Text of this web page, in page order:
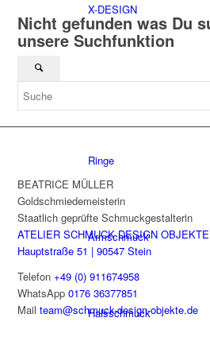
X-DESIGN
Nach Kategorien
Ringe
Armschmuck
Halsschmuck
Nicht gefunden was Du
unsere Suchfunktion
BEATRICE MÜLLER
Goldschmiedemeisterin
Staatlich geprüfte Schmuckgestalterin
ATELIER SCHMUCK DESIGN OBJEKTE
Hauptstraße 51 | 90547 Stein
Telefon+49 (0) 911674958
WhatsApp0176 36377851
Mailteam@schmuck-design-objekte.de